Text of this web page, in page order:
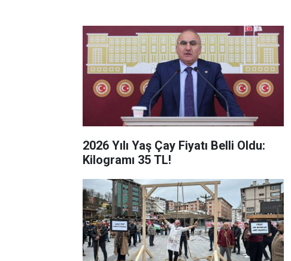
2026 Yılı Yaş Çay Fiyatı Belli Oldu:
Kilogramı 35 TL!